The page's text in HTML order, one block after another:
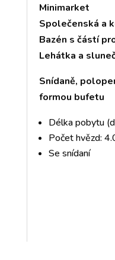
Minimarket
Společenská a
Bazén s částí
Lehátka a
Snídaně,
formou bufetu
Délka pobytu
Počet hvězd:
Se snídaní